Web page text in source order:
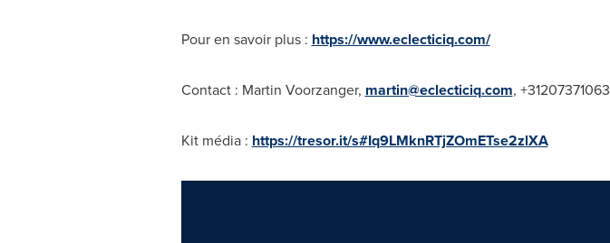
Pour en savoir plus : https://www.eclecticiq.com/
Contact : Martin Voorzanger, martin@eclecticiq.com, +31207371063
Kit média : https://tresor.it/s#Iq9LMknRTjZOmETse2zlXA